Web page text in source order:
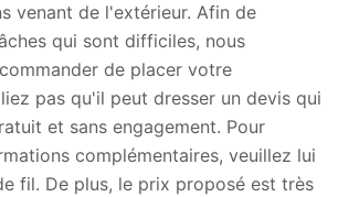
venant de l'extérieur. Afin de
qui sont difficiles, nous
de placer votre
pas qu'il peut dresser un devis qui
et sans engagement. Pour
complémentaires, veuillez lui
fil. De plus, le prix proposé est très